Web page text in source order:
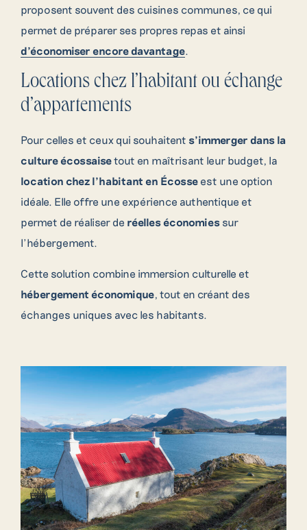
proposent souvent des cuisines communes, ce qui
permet de préparer ses propres repas et ainsi
d’économiser encore davantage.
Locations chez l’habitant ou échange
d’appartements
Pour celles et ceux qui souhaitent s’immerger dans la
culture écossaisetout en maîtrisant leur budget, la
location chez l’habitant en Écosse est une option
idéale. Elle offre une expérience authentique et
permet de réaliser de réelles économies sur
l’hébergement.
Cette solution combine immersion culturelle et
hébergement économique, tout en créant des
échanges uniques avec les habitants.